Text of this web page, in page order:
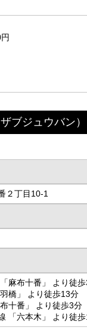
ブジュウバン）
２丁目10-1
麻布十番」 より徒
橋」 より徒歩13分
十番」 より徒歩3分
「六本木」 より徒